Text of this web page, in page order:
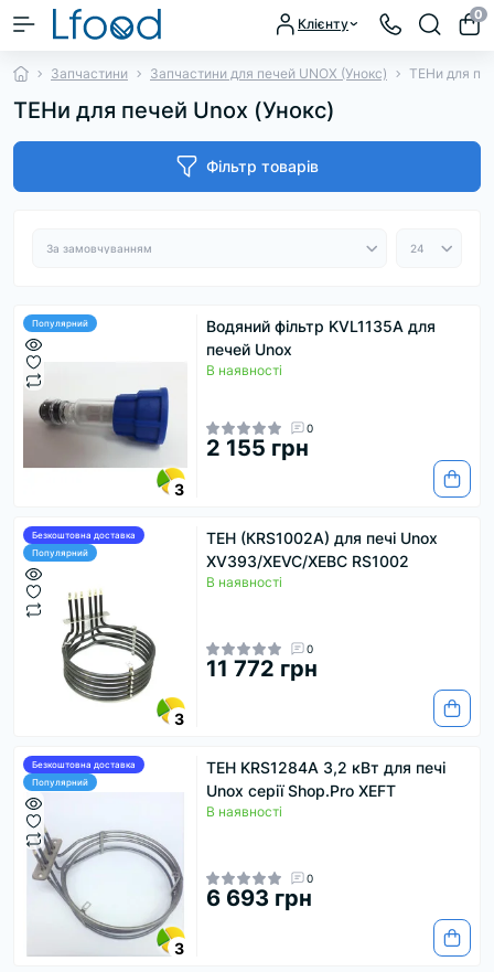
Клієнту
0
Запчастини Запчастини для печей UNOX (Унокс) ТЕНи для
ТЕНи для печей Unox (Унокс)
Фільтр товарів
Популярний
3
Водяний фільтр KVL1135A для
печей Unox
В наявності
0
2 155 грн
Безкоштовна доставка
Популярний
3
ТЕН (КRS1002А) для печі Unox
XV393/XEVC/XEBC RS1002
В наявності
0
11 772 грн
Безкоштовна доставка
Популярний
3
ТЕН KRS1284A 3,2 кВт для печі
Unox серії Shop.Pro XEFT
В наявності
0
6 693 грн